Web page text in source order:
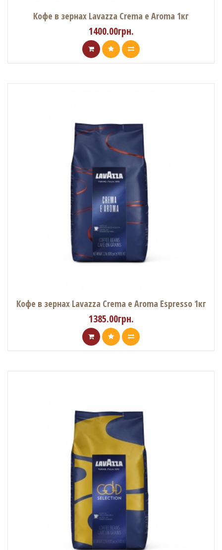
Кофе в зернах Lavazza Crema e Aroma 1кг
1400.00грн.
Кофе в зернах Lavazza Crema e Aroma Espresso 1кг
1385.00грн.